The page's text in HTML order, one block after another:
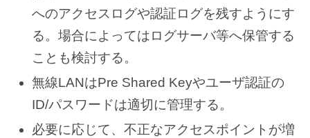
へのアクセスログや認証ログを残すようにす
る。場合によってはログサーバ等へ保管する
ことも検討する。
無線LANはPre Shared Keyやユーザ認証の
ID/パスワードは適切に管理する。
必要に応じて、不正なアクセスポイントが増